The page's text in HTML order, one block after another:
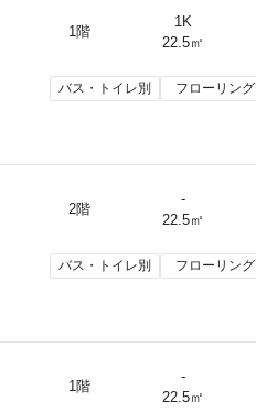
1階
1K
22.5㎡
バス・トイレ別 フローリング
2階
-
22.5㎡
バス・トイレ別 フローリング
1階
-
22.5㎡